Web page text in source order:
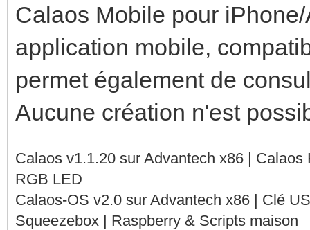
Calaos Mobile pour
application mobile,
permet également de
Aucune création n'est
Calaos v1.1.20 sur Advantech x86 |
RGB LED
Calaos-OS v2.0 sur Advantech x86 | Clé
Squeezebox | Raspberry & Scripts maison